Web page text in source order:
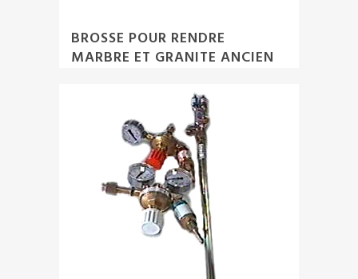
BROSSE POUR RENDRE
MARBRE ET GRANITE ANCIEN